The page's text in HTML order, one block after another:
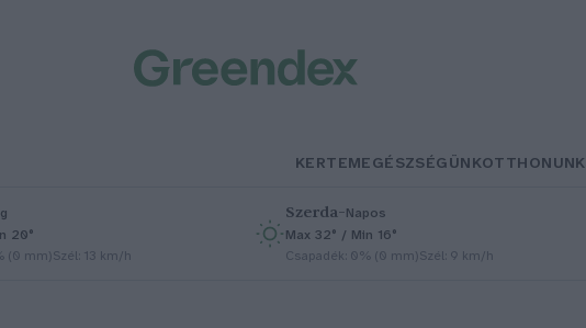
KERTEMEGÉSZSÉGÜNKOTTHONUNK
20°
(0 mm)Szél: 13 km/h
Szerda–Napos
Max 32° / Min 16°
Csapadék: 0% (0 mm)Szél: 9 km/h